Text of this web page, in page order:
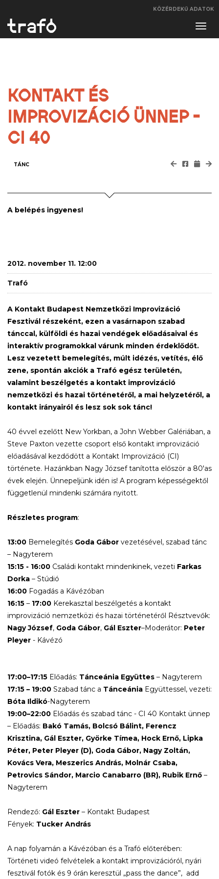
KÖZÉRDEKŰ ADATOK
KONTAKT ÉS
IMPROVIZÁCIÓ ÜNNEP -
CI 40
TÁNC
A belépés ingyenes!
2012. november 11. 12:00
Trafó
A Kontakt Budapest Nemzetközi Improvizáció
Fesztivál részeként, ezen a vasárnapon szabad
tánccal, külföldi és hazai vendégek előadásaival és
interaktív programokkal várunk minden érdeklődőt.
Lesz vezetett bemelegítés, múlt idézés, vetítés, élő
zene, spontán akciók a Trafó egész területén,
valamint beszélgetés a kontakt improvizáció
nemzetközi és hazai történetéről, a mai helyzetéről, a
kontakt irányairól és lesz sok sok tánc!
40 évvel ezelőtt New Yorkban, a John Webber Galériában, a
Steve Paxton vezette csoport első kontakt improvizáció
előadásával kezdődött a Kontakt Improvizáció (CI)
története. Hazánkban Nagy József tanította először a 80'as
évek elején. Ünnepeljünk idén is! A program képességektől
függetlenül mindenki számára nyitott.
Részletes program:
13:00 Bemelegítés Goda Gábor vezetésével, szabad tánc
– Nagyterem
15:15 - 16:00 Családi kontakt mindenkinek, vezeti Farkas
Dorka – Stúdió
16:00 Fogadás a Kávézóban
16:15 – 17:00 Kerekasztal beszélgetés a kontakt
improvizáció nemzetközi és hazai történetéről Résztvevők:
Nagy József, Goda Gábor, Gál Eszter–Moderátor: Peter
Pleyer - Kávézó
17:00–17:15 Előadás: Tánceánia Együttes – Nagyterem
17:15 – 19:00 Szabad tánc a Tánceánia Együttessel, vezeti:
Bóta Ildikó-Nagyterem
19:00–22:00 Előadás és szabad tánc - CI 40 Kontakt ünnep
– Előadás: Bakó Tamás, Bolcsó Bálint, Ferencz
Krisztina, Gál Eszter, Györke Tímea, Hock Ernő, Lipka
Péter, Peter Pleyer (D), Goda Gábor, NagyZoltán,
Kovács Vera, Meszerics András, Molnár Csaba,
Petrovics Sándor, Marcio Canabarro (BR), Rubik Ernő –
Nagyterem
Rendező: Gál Eszter – Kontakt Budapest
Fények: Tucker András
A nap folyamán a Kávézóban és a Trafó előterében:
Történeti videó felvételek a kontakt improvizációról, nyári
fesztivál fotók és 9 órán keresztül „pass the dance”, add